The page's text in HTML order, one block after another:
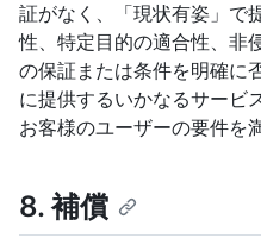
証がなく、「現状有姿」で
性、特定目的の適合性、非
の保証または条件を明確に
に提供するいかなるサービ
お客様のユーザーの要件を
8. 補償